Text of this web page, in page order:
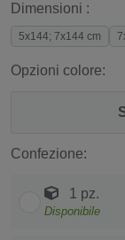
Dimensioni :
5x144; 7x144 cm
Opzioni colore:
Confezione:
1 pz.
Disponibile